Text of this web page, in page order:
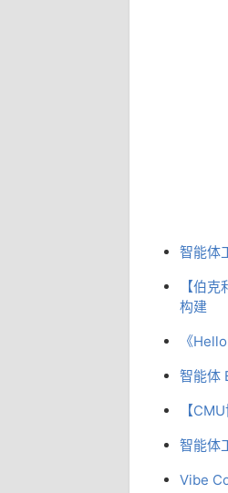
智能体
【伯
构建
《
智能体
【
智能体
Vibe